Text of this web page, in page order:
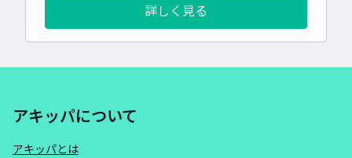
詳しく見る
アキッパについて
アキッパとは